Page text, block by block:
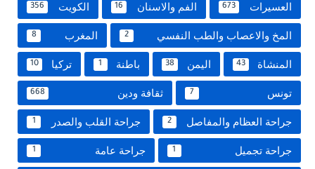
العسيرات 673 الفم والاسنان 16 الكويت 356
المخ والاعصاب والطب النفسي 2 المغرب 8
المنشاة 43 اليمن 38 باطنة 1 تركيا 10
تونس 7 ثقافة ودين 668
جراحة العظام والمفاصل 2 جراحة القلب والصدر 1
جراحة تجميل 1 جراحة عامة 1